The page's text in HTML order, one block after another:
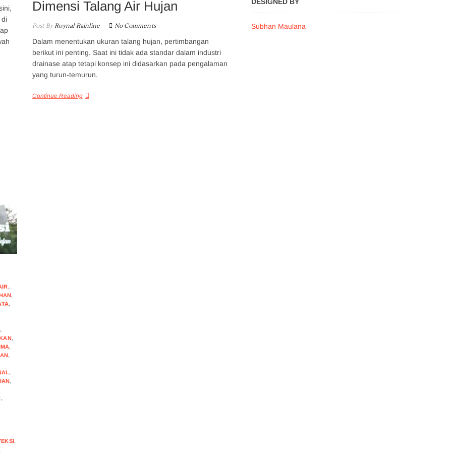
di
Dimensi Talang Air Hujan
Post ByRoynal Rainline No Comments
Dalam menentukan ukuran talang hujan, pertimbangan
berikut ini penting. Saat ini tidak ada standar dalam industri
drainase atap tetapi konsep ini didasarkan pada pengalaman
yang turun-temurun.
Continue Reading
,
,
,
,
,
,
,
,
,
,
,
Subhan Maulana